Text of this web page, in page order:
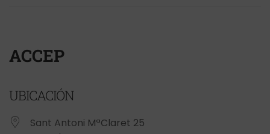
ACCEP
UBICACIÓN
Sant Antoni MªClaret 25